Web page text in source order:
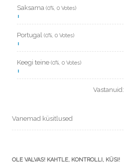
Saksama (0%, 0 Votes)
Portugal (0%, 0 Votes)
Keegi teine (0%, 0 Votes)
Vastanuid:
Vanemad küsitlused
OLE VALVAS! KAHTLE, KONTROLLI, KÜSI!